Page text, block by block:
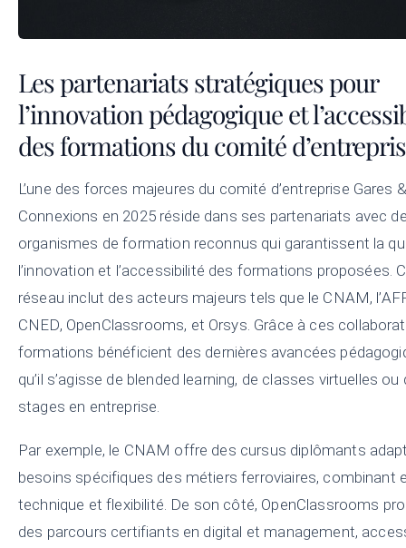
Les partenariats stratégiques pour
l’innovation pédagogique et
des formations du comité
L’une des forces majeures du comité d’entreprise Gares &
Connexions en 2025 réside dans ses partenariats avec
organismes de formation reconnus qui garantissent la
l’innovation et l’accessibilité des formations proposées.
réseau inclut des acteurs majeurs tels que le CNAM,
CNED, OpenClassrooms, et Orsys. Grâce à ces
formations bénéficient des dernières avancées
qu’il s’agisse de blended learning, de classes virtuelles ou
stages en entreprise.
Par exemple, le CNAM offre des cursus diplômants
besoins spécifiques des métiers ferroviaires, combinant
technique et flexibilité. De son côté, OpenClassrooms
des parcours certifiants en digital et management,